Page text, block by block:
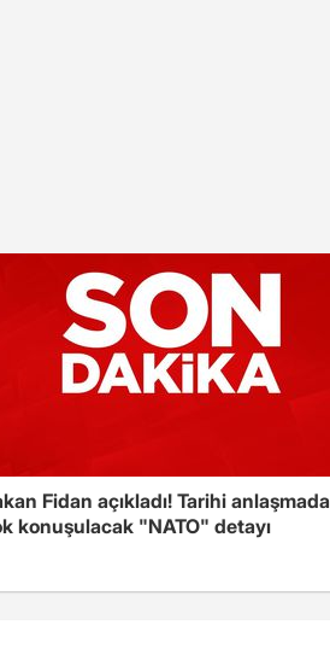
Fidan açıkladı! Tarihi anlaşmada
konuşulacak "NATO" detayı